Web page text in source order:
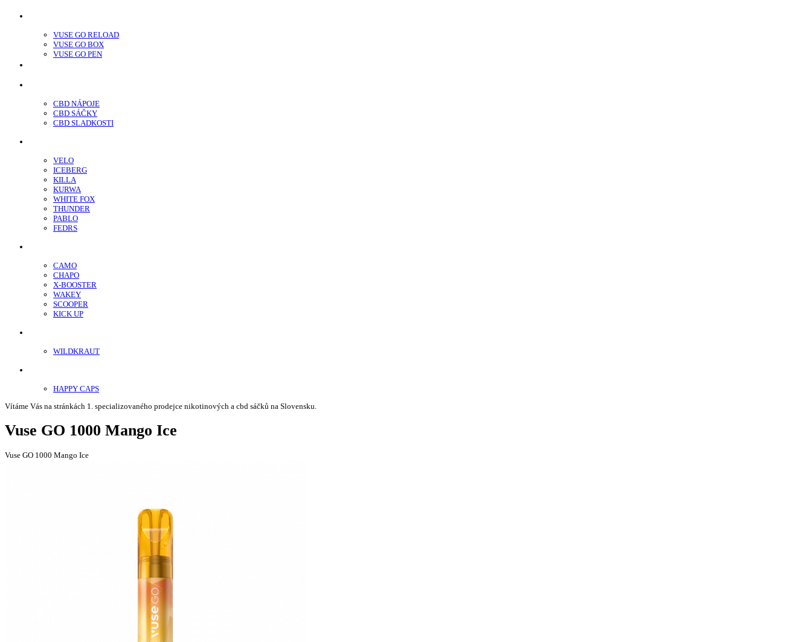
VUSE GO RELOAD
VUSE GO BOX
VUSE GO PEN
CBD NÁPOJE
CBD SÁČKY
CBD SLADKOSTI
VELO
ICEBERG
KILLA
KURWA
WHITE FOX
THUNDER
PABLO
FEDRS
CAMO
CHAPO
X-BOOSTER
WAKEY
SCOOPER
KICK UP
WILDKRAUT
HAPPY CAPS
Vítáme Vás na stránkách 1. specializovaného prodejce nikotinových a cbd sáčků na Slovensku.
Vuse GO 1000 Mango Ice
Vuse GO 1000 Mango Ice